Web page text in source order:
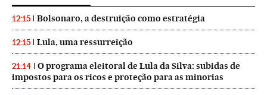
12:15 Bolsonaro, a destruição como estratégia
12:15 Lula, uma ressurreição
21:14
O programa eleitoral de Lula da Silva: subidas de
impostos para os ricos e proteção para as minorias